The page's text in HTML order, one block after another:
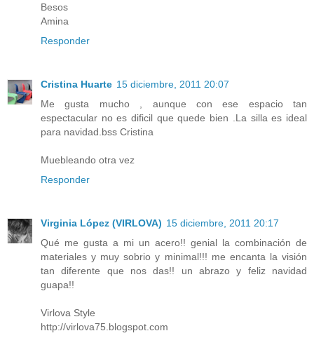
Besos
Amina
Responder
Cristina Huarte 15 diciembre, 2011 20:07
Me gusta mucho , aunque con ese espacio tan
espectacular no es dificil que quede bien .La silla es ideal
para navidad.bss Cristina
Muebleando otra vez
Responder
Virginia López (VIRLOVA) 15 diciembre, 2011 20:17
Qué me gusta a mi un acero!! genial la combinación de
materiales y muy sobrio y minimal!!! me encanta la visión
tan diferente que nos das!! un abrazo y feliz navidad
guapa!!
Virlova Style
http://virlova75.blogspot.com